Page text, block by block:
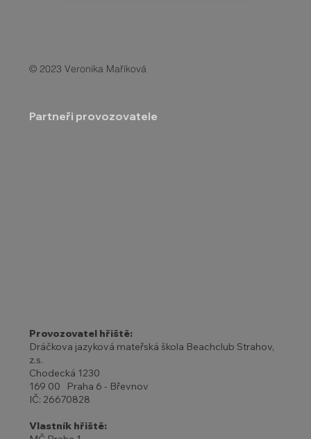
Provozovatel hřiště:
Dráčkova jazyková mateřská škola Beachclub Strahov,
z.s.
Chodecká 1230
169 00 Praha 6 - Břevnov
IČ: 26670828
Vlastník hřiště:
© 2023 Veronika Maříková
Partneři provozovatele